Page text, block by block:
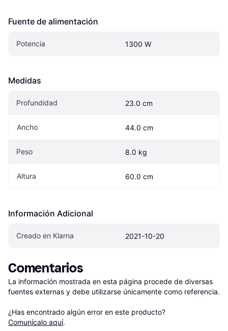
Fuente de alimentación
Potencia 1300 W
Medidas
Profundidad 23.0 cm
Ancho 44.0 cm
Peso 8.0 kg
Altura 60.0 cm
Información Adicional
Creado en Klarna 2021-10-20
Comentarios
La información mostrada en esta página procede de diversas
fuentes externas y debe utilizarse únicamente como referencia.
¿Has encontrado algún error en este producto?
Comunícalo aquí.